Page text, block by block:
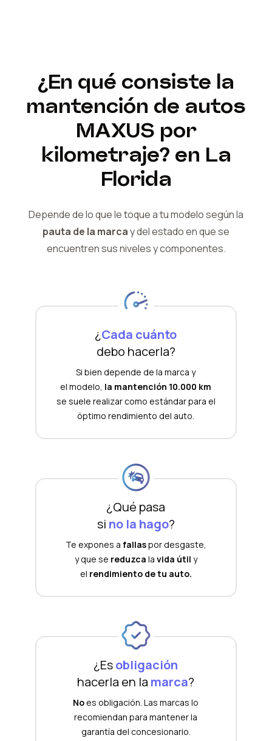
¿En qué consiste la
mantención de autos
MAXUS por
kilometraje? en La
Florida
Depende de lo que le toque a tu modelo según la
pauta de la marcay delestado en que se
encuentren sus niveles y componentes.
¿Cada cuánto
debo hacerla?
Si bien depende de la marca y
el modelo, la mantención 10.000 km
se suele realizar como estándar para el
óptimo rendimiento del auto.
¿Qué pasa
si no la hago?
Te expones a fallaspor desgaste,
y que se reduzca la vida útil y
el rendimiento de tu auto.
¿Esobligación
hacerla en la marca?
Noes obligación. Las marcas lo
recomiendan para mantener la
garantía del concesionario.